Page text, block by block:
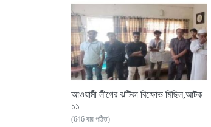
আওয়ামী লীগের ঝটিকা বিক্ষোভ মিছিল,আটক
১১
(646 বার পঠিত)